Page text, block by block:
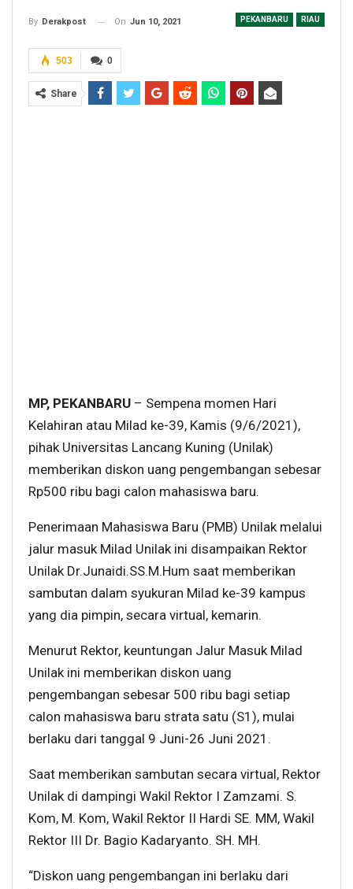
PEKANBARU RIAU
By Derakpost On Jun 10, 2021
0
503
Share
MP, PEKANBARU – Sempena momen Hari
Kelahiran atau Milad ke-39, Kamis (9/6/2021),
pihak Universitas Lancang Kuning (Unilak)
memberikan diskon uang pengembangan sebesar
Rp500 ribu bagi calon mahasiswa baru.
Penerimaan Mahasiswa Baru (PMB) Unilak melalui
jalur masuk Milad Unilak ini disampaikan Rektor
Unilak Dr.Junaidi.SS.M.Hum saat memberikan
sambutan dalam syukuran Milad ke-39 kampus
yang dia pimpin, secara virtual, kemarin.
Menurut Rektor, keuntungan Jalur Masuk Milad
Unilak ini memberikan diskon uang
pengembangan sebesar 500 ribu bagi setiap
calon mahasiswa baru strata satu (S1), mulai
berlaku dari tanggal 9 Juni-26 Juni 2021.
Saat memberikan sambutan secara virtual, Rektor
Unilak di dampingi Wakil Rektor I Zamzami. S.
Kom, M. Kom, Wakil Rektor II Hardi SE. MM, Wakil
Rektor III Dr. Bagio Kadaryanto. SH. MH.
“Diskon uang pengembangan ini berlaku dari